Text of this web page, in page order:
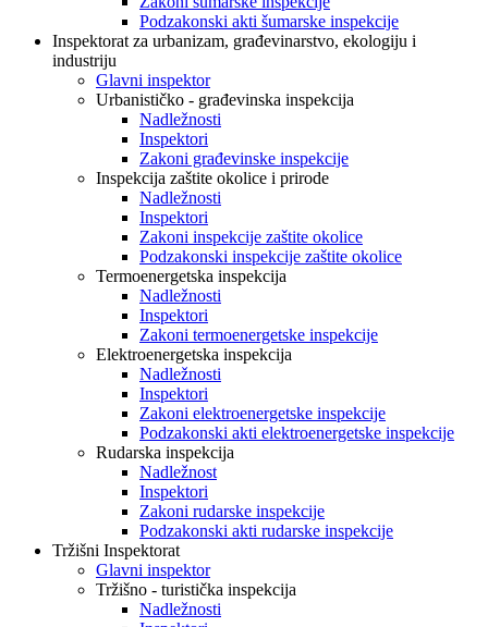
Podzakonski akti šumarske inspekcije
Inspektorat za urbanizam, građevinarstvo, ekologiju i
industriju
Glavni inspektor
Urbanističko - građevinska inspekcija
Nadležnosti
Inspektori
Zakoni građevinske inspekcije
Inspekcija zaštite okolice i prirode
Nadležnosti
Inspektori
Zakoni inspekcije zaštite okolice
Podzakonski inspekcije zaštite okolice
Termoenergetska inspekcija
Nadležnosti
Inspektori
Zakoni termoenergetske inspekcije
Elektroenergetska inspekcija
Nadležnosti
Inspektori
Zakoni elektroenergetske inspekcije
Podzakonski akti elektroenergetske inspekcije
Rudarska inspekcija
Nadležnost
Inspektori
Zakoni rudarske inspekcije
Podzakonski akti rudarske inspekcije
Tržišni Inspektorat
Glavni inspektor
Tržišno - turistička inspekcija
Nadležnosti